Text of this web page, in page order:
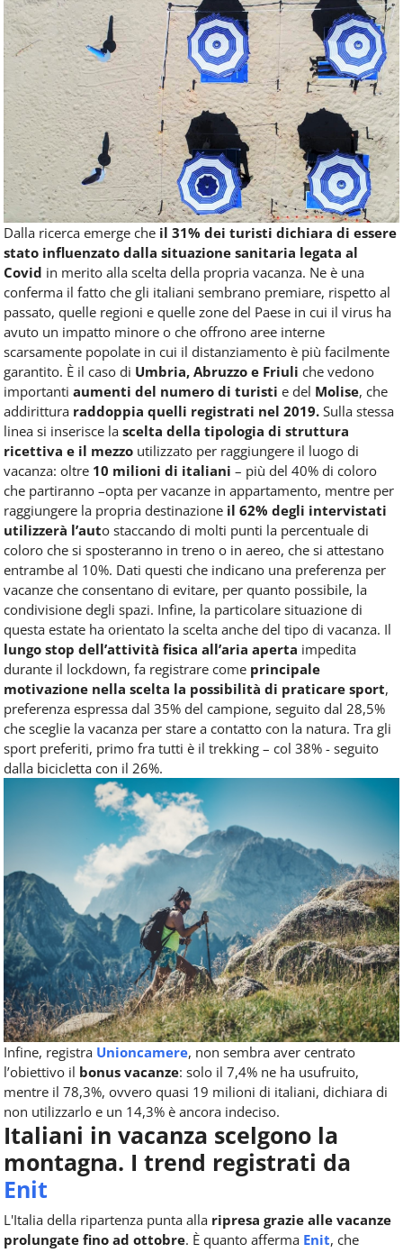
Dalla ricerca emerge che il 31% dei turisti dichiara di essere
stato influenzato dalla situazione sanitaria legata al
Covid in merito alla scelta della propria vacanza. Ne è una
conferma il fatto che gli italiani sembrano premiare, rispetto al
passato, quelle regioni e quelle zone del Paese in cui il virus ha
avuto un impatto minore o che offrono aree interne
scarsamente popolate in cui il distanziamento è più facilmente
garantito. È il caso di Umbria, Abruzzo e Friuli che vedono
importanti aumenti del numero di turisti e del Molise, che
addirittura raddoppia quelli registrati nel 2019. Sulla stessa
linea si inserisce la scelta della tipologia di struttura
ricettiva e il mezzo utilizzato per raggiungere il luogo di
vacanza: oltre 10 milioni di italiani – più del 40% di coloro
che partiranno –opta per vacanze in appartamento, mentre per
raggiungere la propria destinazione il 62% degli intervistati
utilizzerà l’auto staccando di molti punti la percentuale di
coloro che si sposteranno in treno o in aereo, che si attestano
entrambe al 10%. Dati questi che indicano una preferenza per
vacanze che consentano di evitare, per quanto possibile, la
condivisione degli spazi. Infine, la particolare situazione di
questa estate ha orientato la scelta anche del tipo di vacanza. Il
lungo stop dell’attività fisica all’aria aperta impedita
durante il lockdown, fa registrare come principale
motivazione nella scelta la possibilità di praticare sport,
preferenza espressa dal 35% del campione, seguito dal 28,5%
che sceglie la vacanza per stare a contatto con la natura. Tra gli
sport preferiti, primo fra tutti è il trekking – col 38% - seguito
dalla bicicletta con il 26%.
Infine, registra Unioncamere, non sembra aver centrato
l’obiettivo il bonus vacanze: solo il 7,4% ne ha usufruito,
mentre il 78,3%, ovvero quasi 19 milioni di italiani, dichiara di
non utilizzarlo e un 14,3% è ancora indeciso.
Italiani in vacanza scelgono la
montagna. I trend registrati da
Enit
L'Italia della ripartenza punta alla ripresa grazie alle vacanze
prolungate fino ad ottobre. È quanto afferma Enit, che